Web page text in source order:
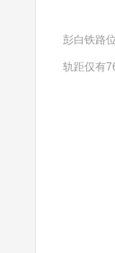
彭白铁路
轨距仅有